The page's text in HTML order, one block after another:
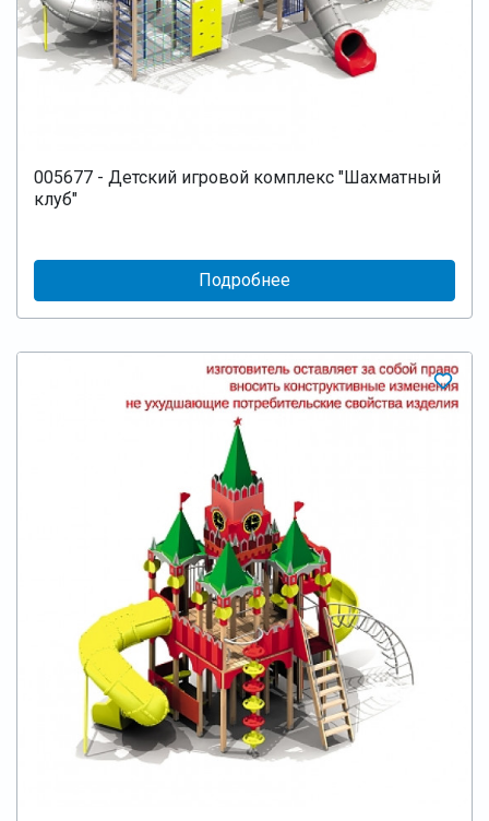
005677 - Детский игровой комплекс "Шахматный
клуб"
Подробнее